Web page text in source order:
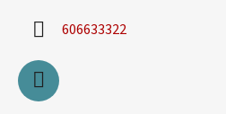
606633322